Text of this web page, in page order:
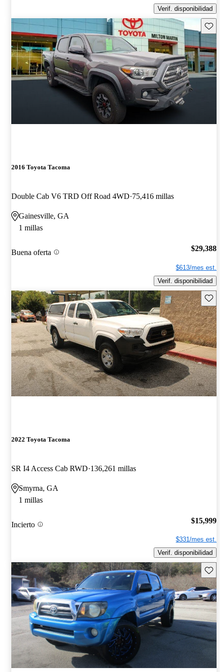
Verif. disponibilidad
2016 Toyota Tacoma
Double Cab V6 TRD Off Road 4WD 75,416 millas
Gainesville, GA
1 millas
Buena oferta $29,388
$613/mes est.
Verif. disponibilidad
2022 Toyota Tacoma
SR I4 Access Cab RWD 136,261 millas
Smyrna, GA
1 millas
Incierto $15,999
$331/mes est.
Verif. disponibilidad